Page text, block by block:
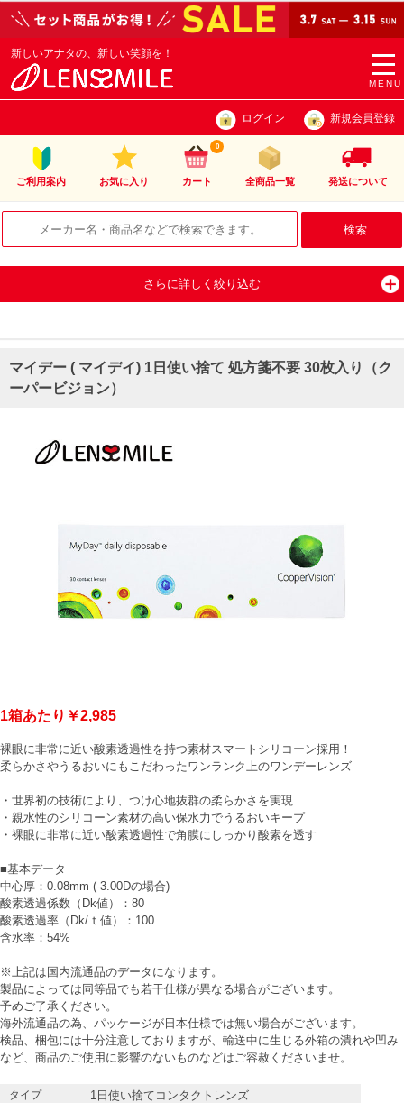
MENU
新しいアナタの、新しい笑顔を！
ログイン 新規会員登録
ご利用案内 お気に入り カート
0
全商品一覧 発送について
さらに詳しく絞り込む
マイデー ( マイデイ) 1日使い捨て 処方箋不要 30枚入り（ク
ーパービジョン）
1箱あたり￥2,985
裸眼に非常に近い酸素透過性を持つ素材スマートシリコーン採用！
柔らかさやうるおいにもこだわったワンランク上のワンデーレンズ
・世界初の技術により、つけ心地抜群の柔らかさを実現
・親水性のシリコーン素材の高い保水力でうるおいキープ
・裸眼に非常に近い酸素透過性で角膜にしっかり酸素を透す
■基本データ
中心厚：0.08mm (-3.00Dの場合)
酸素透過係数（Dk値）：80
酸素透過率（Dk/ｔ値）：100
含水率：54%
※上記は国内流通品のデータになります。
製品によっては同等品でも若干仕様が異なる場合がございます。
予めご了承ください。
海外流通品の為、パッケージが日本仕様では無い場合がございます。
検品、梱包には十分注意しておりますが、輸送中に生じる外箱の潰れや凹み
など、商品のご使用に影響のないものなどはご容赦くださいませ。
タイプ 1日使い捨てコンタクトレンズ